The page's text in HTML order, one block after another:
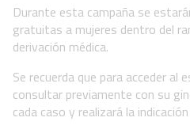
Durante esta campaña se
gratuitas a mujeres dentro del
derivación médica.
Se recuerda que para acceder al
consultar previamente con su
cada caso y realizará la